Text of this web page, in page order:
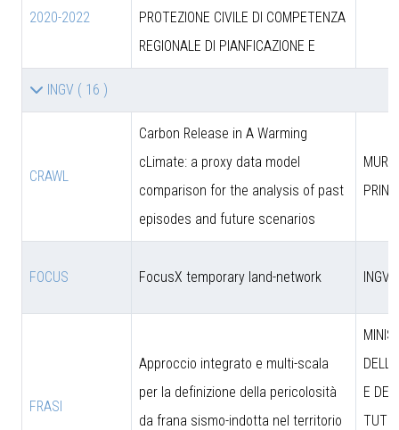
2020-2022
PROTEZIONE CIVILE DI COMPETENZA
REGIONALE DI PIANFICAZIONE E
INGV ( 16 )
CRAWL
Carbon Release in A Warming
cLimate: a proxy data model
comparison for the analysis of past
episodes and future scenarios
MUR
PRIN)
FOCUS FocusX temporary land-network INGV
FRASI
Approccio integrato e multi-scala
per la definizione della pericolosità
da frana sismo-indotta nel territorio
E